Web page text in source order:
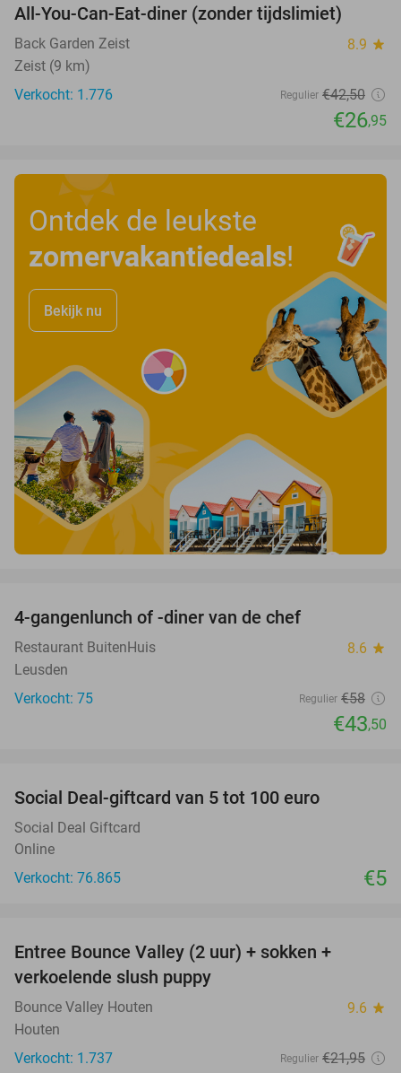
All-You-Can-Eat-diner (zonder tijdslimiet)
Back Garden Zeist 8.9 star
Zeist (9 km)
Verkocht: 1.776
Regulier €42,50
€26,95
Ontdek de leukste
zomervakantiedeals!
Bekijk nu
4-gangenlunch of -diner van de chef
Restaurant BuitenHuis 8.6 star
Leusden
Verkocht: 75
Regulier €58
€43,50
Social Deal-giftcard van 5 tot 100 euro
Social Deal Giftcard
Online
Verkocht: 76.865
€5
Entree Bounce Valley (2 uur) + sokken +
verkoelende slush puppy
Bounce Valley Houten 9.6 star
Houten
Verkocht: 1.737
Regulier €21,95